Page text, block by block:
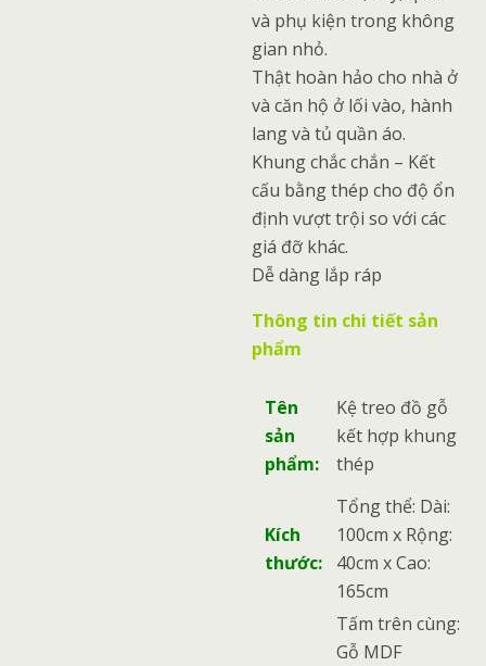
và phụ kiện trong không
gian nhỏ.
Thật hoàn hảo cho nhà ở
và căn hộ ở lối vào, hành
lang và tủ quần áo.
Khung chắc chắn – Kết
cấu bằng thép cho độ ổn
định vượt trội so với các
giá đỡ khác.
Dễ dàng lắp ráp
Thông tin chi tiết sản
phẩm
Tên
sản
phẩm:
Kệ treo đồ gỗ
kết hợp khung
thép
Kích
thước:
Tổng thể: Dài:
100cm x Rộng:
40cm x Cao:
165cm
Tấm trên cùng:
Gỗ MDF